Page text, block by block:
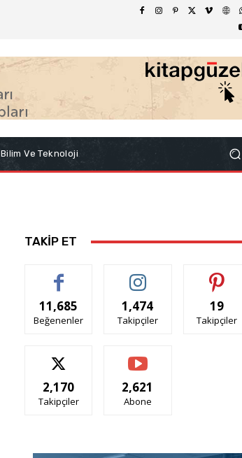
Bilim Ve Teknoloji
TAKİP ET
11,685
Beğenenler
1,474
Takipçiler
19
Takipçiler
2,170
Takipçiler
2,621
Abone